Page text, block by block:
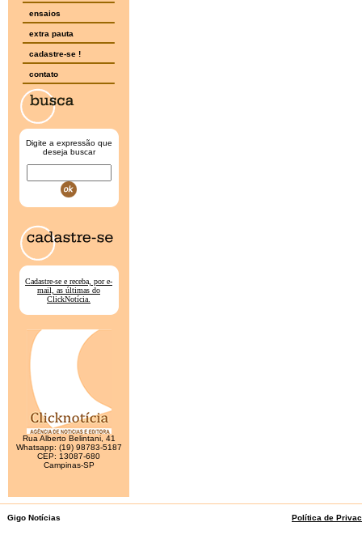
ensaios
extra pauta
cadastre-se !
contato
Digite a expressão que
deseja buscar
Cadastre-se e receba, por e-
mail, as últimas do
ClickNotícia.
Rua Alberto Belintani, 41
Whatsapp: (19) 98783-5187
CEP: 13087-680
Campinas-SP
Gigo Notícias Política de